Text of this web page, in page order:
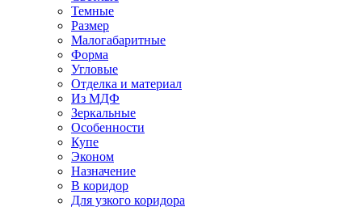
Темные
Размер
Малогабаритные
Форма
Угловые
Отделка и материал
Из МДФ
Зеркальные
Особенности
Купе
Эконом
Назначение
В коридор
Для узкого коридора